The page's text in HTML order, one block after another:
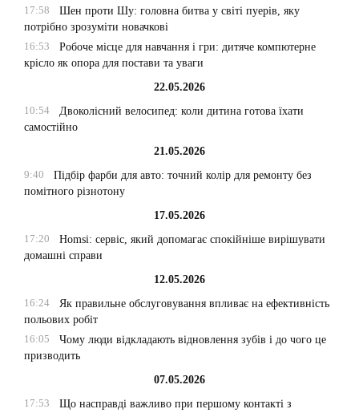
17:58
Шен проти Шу: головна битва у світі пуерів, яку
потрібно зрозуміти новачкові
16:53
Робоче місце для навчання і гри: дитяче компютерне
крісло як опора для постави та уваги
22.05.2026
10:54
Двоколісний велосипед: коли дитина готова їхати
самостійно
21.05.2026
9:40
Підбір фарби для авто: точний колір для ремонту без
помітного різнотону
17.05.2026
17:20
Homsi: сервіс, який допомагає спокійніше вирішувати
домашні справи
12.05.2026
16:24
Як правильне обслуговування впливає на ефективність
польових робіт
16:05
Чому люди відкладають відновлення зубів і до чого це
призводить
07.05.2026
17:53
Що насправді важливо при першому контакті з